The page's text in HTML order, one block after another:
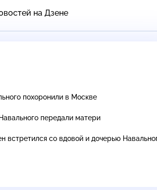
на Дзене
похоронили в Москве
передали матери
встретился со вдовой и дочерью